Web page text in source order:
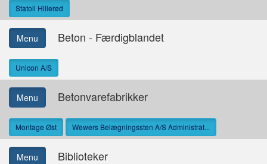
Statoil Hillerød
Menu Beton - Færdigblandet
Unicon A/S
Menu Betonvarefabrikker
Montage Øst Wewers Belægningssten A/S Administrat...
Menu Biblioteker